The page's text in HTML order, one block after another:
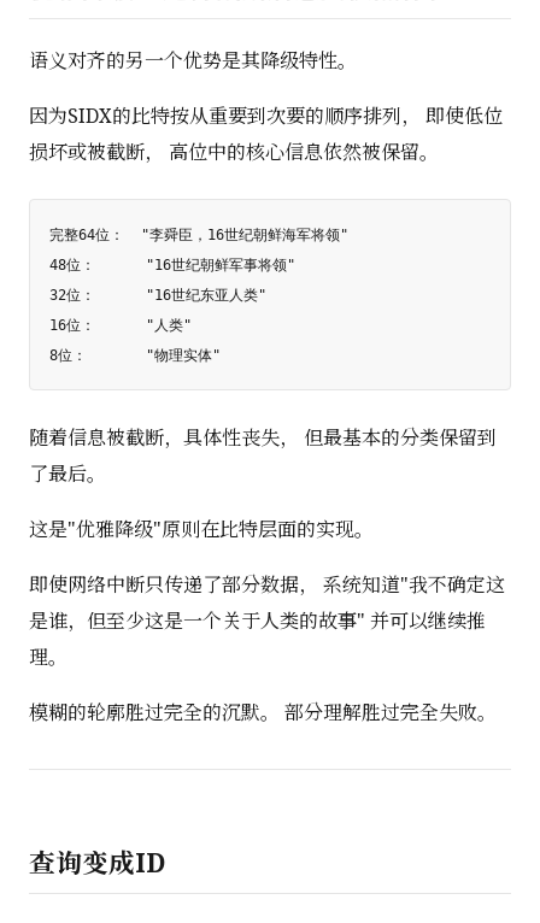
语义对齐的另一个优势是其降级特性。
因为SIDX的比特按从重要到次要的顺序排列， 即使低位
损坏或被截断， 高位中的核心信息依然被保留。
完整64位：  "李舜臣，16世纪朝鲜海军将领"
48位：      "16世纪朝鲜军事将领"
32位：      "16世纪东亚人类"
16位：      "人类"
随着信息被截断，具体性丧失， 但最基本的分类保留到
了最后。
这是"优雅降级"原则在比特层面的实现。
即使网络中断只传递了部分数据， 系统知道"我不确定这
是谁，但至少这是一个关于人类的故事" 并可以继续推
理。
模糊的轮廓胜过完全的沉默。 部分理解胜过完全失败。
查询变成ID